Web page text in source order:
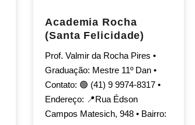
Academia Rocha
(Santa Felicidade)
Prof. Valmir da Rocha Pires •
Graduação: Mestre 11º Dan •
Contato: 🟢 (41) 9 9974-8317 •
Endereço: 📍Rua Édson
Campos Matesich, 948 • Bairro: